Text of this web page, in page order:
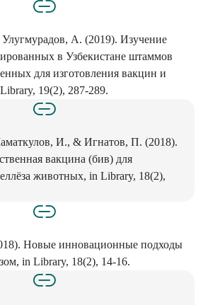
А. (2019). Изучение
в Узбекистане штаммов
для изготовления вакцин и
19(2), 287-289.
И., & Игнатов, П. (2018).
вакцина (бив) для
животных, in Library, 18(2),
Новые инновационные подходы
in Library, 18(2), 14-16.